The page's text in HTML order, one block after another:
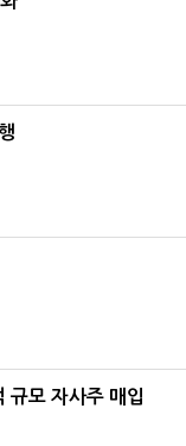
모 자사주 매입